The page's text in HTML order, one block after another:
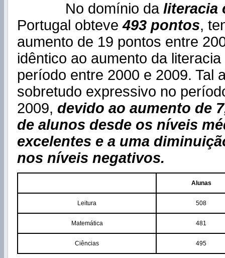
No domínio da literacia
Portugal obteve493 pontos,
aumento de 19 pontos entre
idêntico ao aumento da
período entre 2000 e 2009. Tal
sobretudo expressivo no
2009, devido ao aumento de
de alunos desde os níveis
excelentes e a uma
nos níveis negativos.
Alunas
Leitura 508
Matemática 481
Ciências 495